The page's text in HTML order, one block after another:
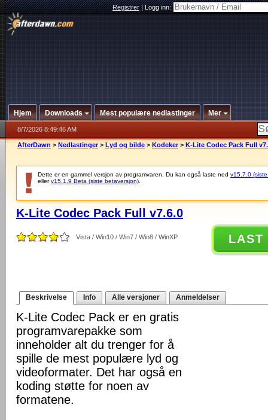
Registrer|Logg inn:
Hjem Downloads Mest populære nedlastinger Mer
8/7/2026 8:49:46 AM
AfterDawn > Nedlastinger > Lyd og bilde > Kodeker > K-Lite Codec Pack Full
Dette er en gammel versjon av programvaren. Du kan også laste ned v15.7.0
ellerv15.1.9 Beta (siste betaversjon)
K-Lite Codec Pack Full v7.6.0
Vista / Win10 / Win7 / Win8 / WinXP LAST
Beskrivelse Info Alle versjoner Anmeldelser
K-Lite Codec Pack er en gratis
programvarepakke som
inneholder alt du trenger for å
spille de mest populære lyd og
videoformater. Det har også en
koding støtte for noen av
formatene.